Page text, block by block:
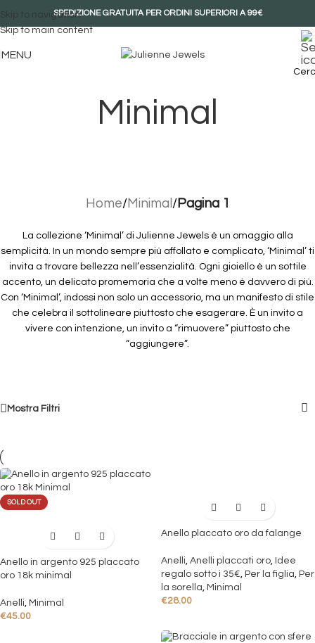
Skip to navigation
Skip to main content
SPEDIZIONE GRATUITA PER ORDINI SUPERIORI A 99€
MENU
Minimal
Home/Minimal / Pagina 1
La collezione ‘Minimal’ di Julienne Jewels è un omaggio alla
semplicità. In un mondo sempre più affollato e complicato, ‘Minimal’ ti
invita a trovare bellezza nell’essenzialità. Ogni gioiello è un sottile
accento, un delicato promemoria che a volte meno è davvero di più.
Con ‘Minimal’, indossi non solo un accessorio, ma un manifesto di stile
che celebra il sottolineare piuttosto che esagerare. È un invito a
vivere con intenzione, un invito a “rimuovere” piuttosto che
“aggiungere”.
Mostra Filtri
SOLD OUT
Anello in argento 925 placcato
oro 18k minimal
Anelli, Minimal
€45.00
Anello placcato oro da falange
Anelli, Anelli placcati oro, Idee
regalo sotto i 35€, Per la figlia, Per
la sorella, Minimal
€28.00